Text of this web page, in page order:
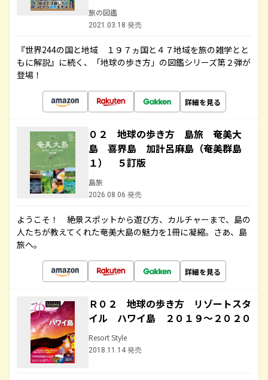
旅の図鑑
2021.03.18 発売
『世界244の国と地域 １９７ヵ国と４７地域を旅の雑学とと
もに解説』に続く、「地球の歩き方」の図鑑シリーズ第２弾が
登場！
詳細を見る
０２ 地球の歩き方 島旅 奄美大
島 喜界島 加計呂麻島（奄美群島
１） ５訂版
島旅
2026.08.06 発売
ようこそ！ 絶景スポットから遊び方、カルチャーまで、島の
人たちが教えてくれた奄美大島の魅力を1冊に凝縮。さあ、島
旅へ。
詳細を見る
Ｒ０２ 地球の歩き方 リゾートスタ
イル ハワイ島 ２０１９～２０２０
Resort Style
2018.11.14 発売